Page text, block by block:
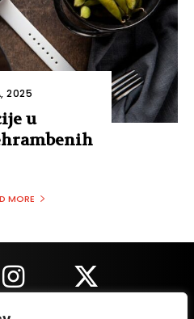
2025
u
MORE